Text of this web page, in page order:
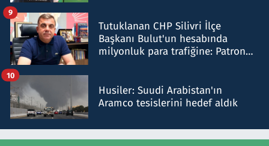
Tutuklanan CHP Silivri İlçe
Başkanı Bulut'un hesabında
milyonluk para trafiğine: Patron
9
Husiler: Suudi Arabistan'ın
Aramco tesislerini hedef aldık
10